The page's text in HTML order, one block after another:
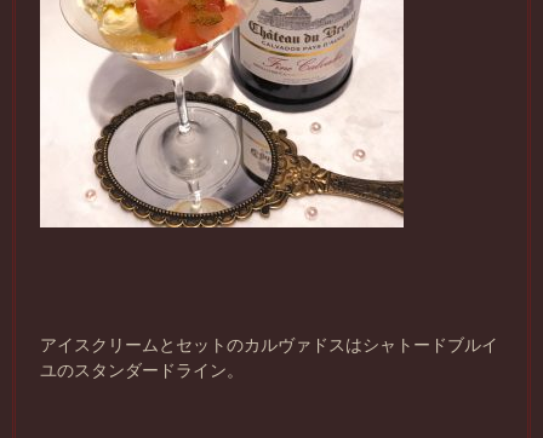
アイスクリームとセットのカルヴァドスはシャトードブルイ
ユのスタンダードライン。